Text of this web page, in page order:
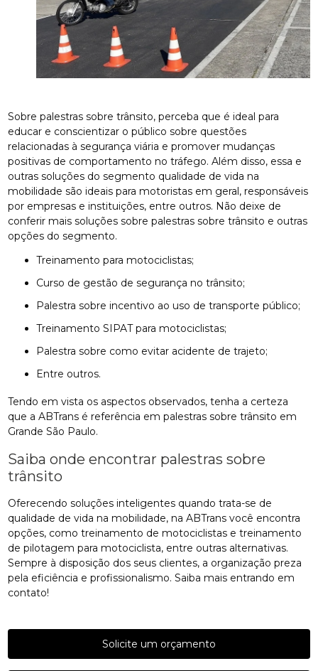
Sobre palestras sobre trânsito, perceba que é ideal para
educar e conscientizar o público sobre questões
relacionadas à segurança viária e promover mudanças
positivas de comportamento no tráfego. Além disso, essa e
outras soluções do segmento qualidade de vida na
mobilidade são ideais para motoristas em geral, responsáveis
por empresas e instituições, entre outros. Não deixe de
conferir mais soluções sobre palestras sobre trânsito e outras
opções do segmento.
treinamento para motociclistas;
curso de gestão de segurança no trânsito;
palestra sobre incentivo ao uso de transporte público;
treinamento SIPAT para motociclistas;
palestra sobre como evitar acidente de trajeto;
entre outros.
Tendo em vista os aspectos observados, tenha a certeza
que a ABTrans é referência em palestras sobre trânsito em
Grande São Paulo.
Saiba onde encontrar palestras sobre
trânsito
Oferecendo soluções inteligentes quando trata-se de
qualidade de vida na mobilidade, na ABTrans você encontra
opções, como treinamento de motociclistas e treinamento
de pilotagem para motociclista, entre outras alternativas.
Sempre à disposição dos seus clientes, a organização preza
pela eficiência e profissionalismo. Saiba mais entrando em
contato!
Solicite um orçamento